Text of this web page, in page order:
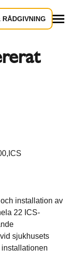
ICS
installation av
22 ICS-
sjukhusets